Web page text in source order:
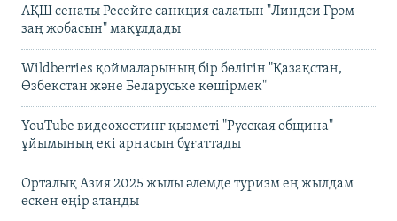
АҚШ сенаты Ресейге санкция салатын "Линдси Грэм
заң жобасын" мақұлдады
Wildberries қоймаларының бір бөлігін "Қазақстан,
Өзбекстан және Беларуське көшірмек"
YouTube видеохостинг қызметі "Русская община"
ұйымының екі арнасын бұғаттады
Орталық Азия 2025 жылы әлемде туризм ең жылдам
өскен өңір атанды